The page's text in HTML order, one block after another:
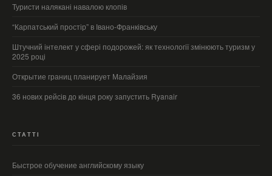
Туристи налякані навалою клопів
“Карпатський простір” в Івано-Франківську
Штучний інтелект у сфері подорожей: як технології змінюють туризм у
2025 році
Открытие границ планирует Малайзия
36 нових рейсів до кінця року запустить Ryanair
СТАТТІ
Быстрое обучение английскому языку